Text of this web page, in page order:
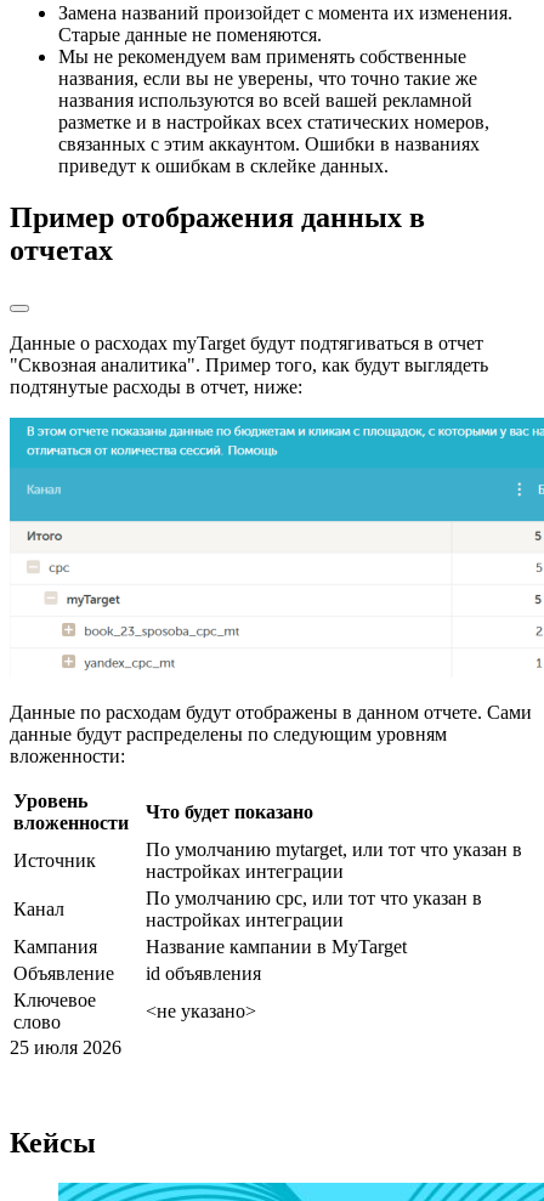
Замена названий произойдет с момента их изменения.
Старые данные не поменяются.
Мы не рекомендуем вам применять собственные
названия, если вы не уверены, что точно такие же
названия используются во всей вашей рекламной
разметке и в настройках всех статических номеров,
связанных с этим аккаунтом. Ошибки в названиях
приведут к ошибкам в склейке данных.
Пример отображения данных в
отчетах
Данные о расходах myTarget будут подтягиваться в отчет
"Сквозная аналитика". Пример того, как будут выглядеть
подтянутые расходы в отчет, ниже:
Данные по расходам будут отображены в данном отчете. Сами
данные будут распределены по следующим уровням
вложенности:
Уровень
вложенности
Что будет показано
Источник
По умолчанию mytarget, или тот что указан в
настройках интеграции
Канал
По умолчанию cpc, или тот что указан в
настройках интеграции
Кампания
Название кампании в MyTarget
Объявление
id объявления
Ключевое
слово
<не указано>
25 июля 2026
Кейсы